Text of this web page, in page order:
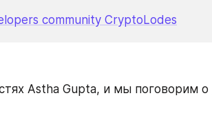
community CryptoLodes
Astha Gupta, и мы поговорим о